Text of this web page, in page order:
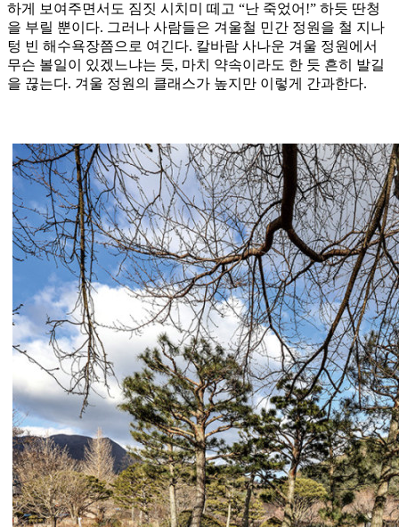
하게 보여주면서도 짐짓 시치미 떼고 “난 죽었어!” 하듯 딴청
을 부릴 뿐이다. 그러나 사람들은 겨울철 민간 정원을 철 지나
텅 빈 해수욕장쯤으로 여긴다. 칼바람 사나운 겨울 정원에서
무슨 볼일이 있겠느냐는 듯, 마치 약속이라도 한 듯 흔히 발길
을 끊는다. 겨울 정원의 클래스가 높지만 이렇게 간과한다.